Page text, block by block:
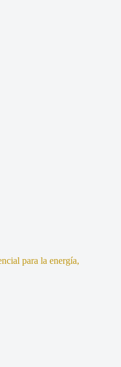
para la energía,